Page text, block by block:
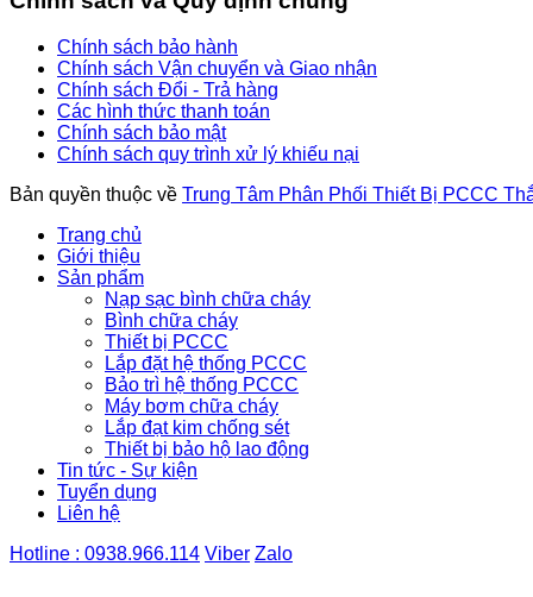
Chính sách bảo hành
Chính sách Vận chuyển và Giao nhận
Chính sách Đổi - Trả hàng
Các hình thức thanh toán
Chính sách bảo mật
Chính sách quy trình xử lý khiếu nại
Bản quyền thuộc về Trung Tâm Phân Phối Thiết Bị PCCC
Trang chủ
Giới thiệu
Sản phẩm
Nạp sạc bình chữa cháy
Bình chữa cháy
Thiết bị PCCC
Lắp đặt hệ thống PCCC
Bảo trì hệ thống PCCC
Máy bơm chữa cháy
Lắp đạt kim chống sét
Thiết bị bảo hộ lao động
Tin tức - Sự kiện
Tuyển dụng
Liên hệ
Hotline : 0938.966.114 Viber Zalo